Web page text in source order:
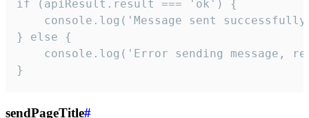
if (apiResult.result === 'ok') {
console.log('Message sent
} else {
console.log('Error sending message,
}
sendPageTitle#